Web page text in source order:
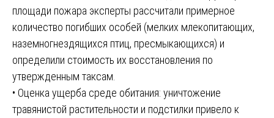
площади пожара эксперты рассчитали примерное
количество погибших особей (мелких млекопитающих,
наземногнездящихся птиц, пресмыкающихся) и
определили стоимость их восстановления по
утвержденным таксам.
• Оценка ущерба среде обитания: уничтожение
травянистой растительности и подстилки привело к